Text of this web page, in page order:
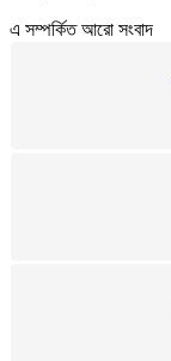
এ সম্পর্কিত আরো সংবাদ